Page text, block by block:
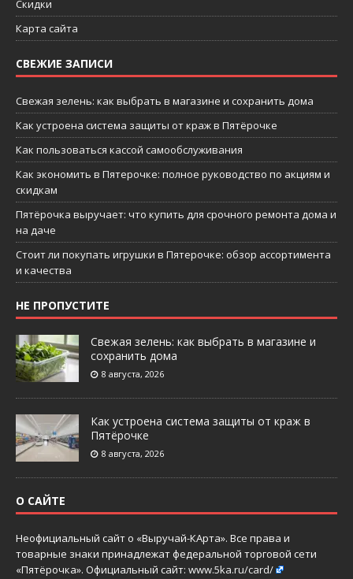
Скидки
Карта сайта
СВЕЖИЕ ЗАПИСИ
Свежая зелень: как выбрать в магазине и сохранить дома
Как устроена система защиты от краж в Пятёрочке
Как пользоваться кассой самообслуживания
Как экономить в Пятерочке: полное руководство по акциям и
скидкам
Пятёрочка выручает: что купить для срочного ремонта дома и
на даче
Стоит ли покупать игрушки в Пятерочке: обзор ассортимента
и качества
НЕ ПРОПУСТИТЕ
Свежая зелень: как выбрать в магазине и
сохранить дома
8 августа, 2026
Как устроена система защиты от краж в
Пятёрочке
8 августа, 2026
О САЙТЕ
Неофициальный сайт о «Выручай-КАрта». Все права и
товарные знаки принадлежат федеральной торговой сети
«Пятёрочка». Официальный сайт: www.5ka.ru/card/